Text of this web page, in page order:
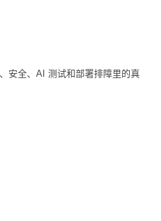
安全、AI 测试和部署排障里的真